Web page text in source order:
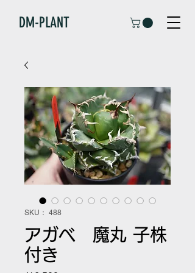
DM-PLANT
SKU： 488
アガベ 魔丸 子株
付き